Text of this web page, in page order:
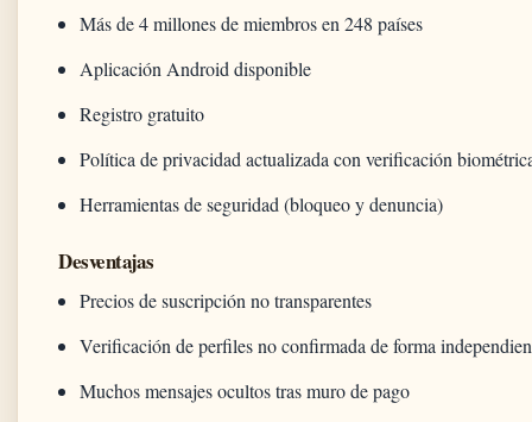
Más de 4 millones de miembros en 248 países
Aplicación Android disponible
Registro gratuito
Política de privacidad actualizada con verificación
Herramientas de seguridad (bloqueo y denuncia)
Desventajas
Precios de suscripción no transparentes
Verificación de perfiles no confirmada de forma
Muchos mensajes ocultos tras muro de pago